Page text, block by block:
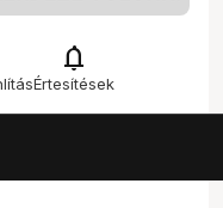
notifications
Értesítések